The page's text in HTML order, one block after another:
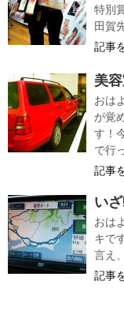
特別
田賀先
記事
美
おは
が覚
す！
で行
記事
い
おは
キで
言え
記事